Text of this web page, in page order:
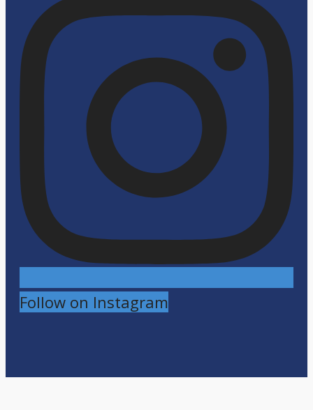
Follow on Instagram